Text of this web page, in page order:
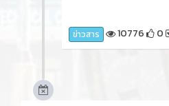
ข่าวสาร 10776 0